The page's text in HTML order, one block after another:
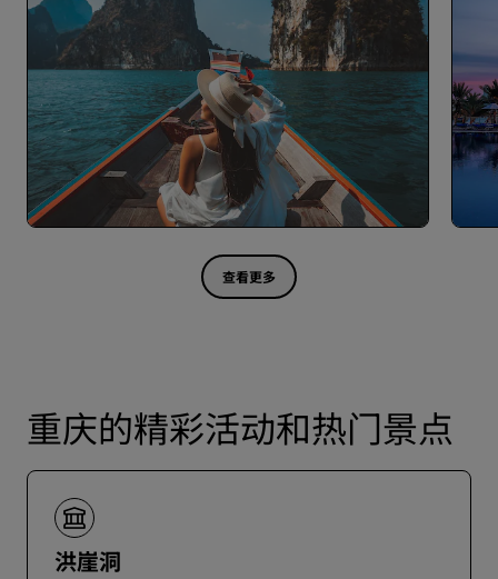
查看更多
重庆的精彩活动和热门景点
洪崖洞